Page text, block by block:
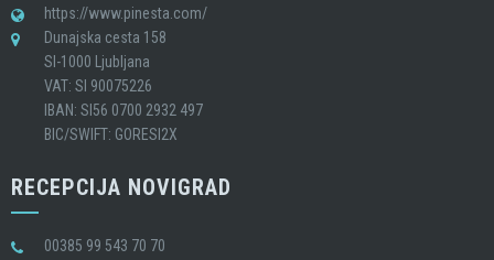
https://www.pinesta.com/
Dunajska cesta 158
SI-1000 Ljubljana
VAT: SI 90075226
IBAN: SI56 0700 2932 497
BIC/SWIFT: GORESI2X
RECEPCIJA NOVIGRAD
00385 99 543 70 70